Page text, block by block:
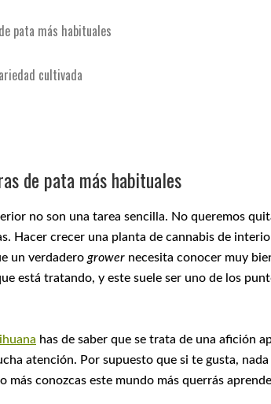
pata más habituales
cultivada
de pata más habituales
no son una tarea sencilla. No queremos
Hacer crecer una planta de cannabis de
un verdadero grower necesita conocer muy
está tratando, y este suele ser uno de los
has de saber que se trata de una afición
atención. Por supuesto que si te gusta,
más conozcas este mundo más querrás